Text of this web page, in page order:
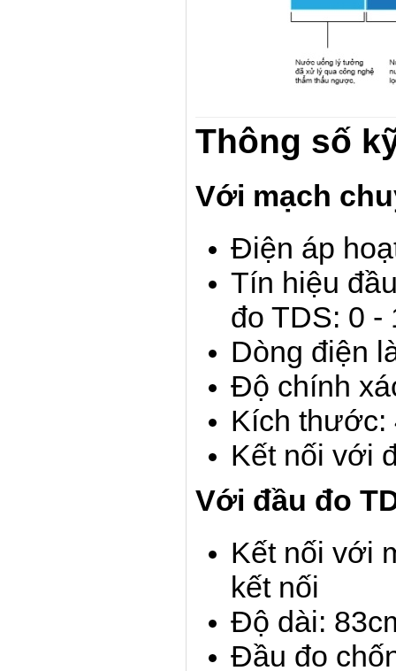
Thông số
Với mạch
Điện áp
Tín hiệu
đo TDS: 0 -
Dòng điện
Độ chính
Kích thước:
Kết nối với
Với đầu đo
Kết nối với
kết nối
Độ dài:
Đầu đo